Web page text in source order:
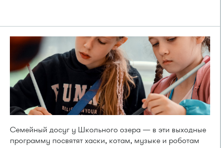
Семейный досуг у Школьного озера — в эти выходные
программу посвятят хаски, котам, музыке и роботам